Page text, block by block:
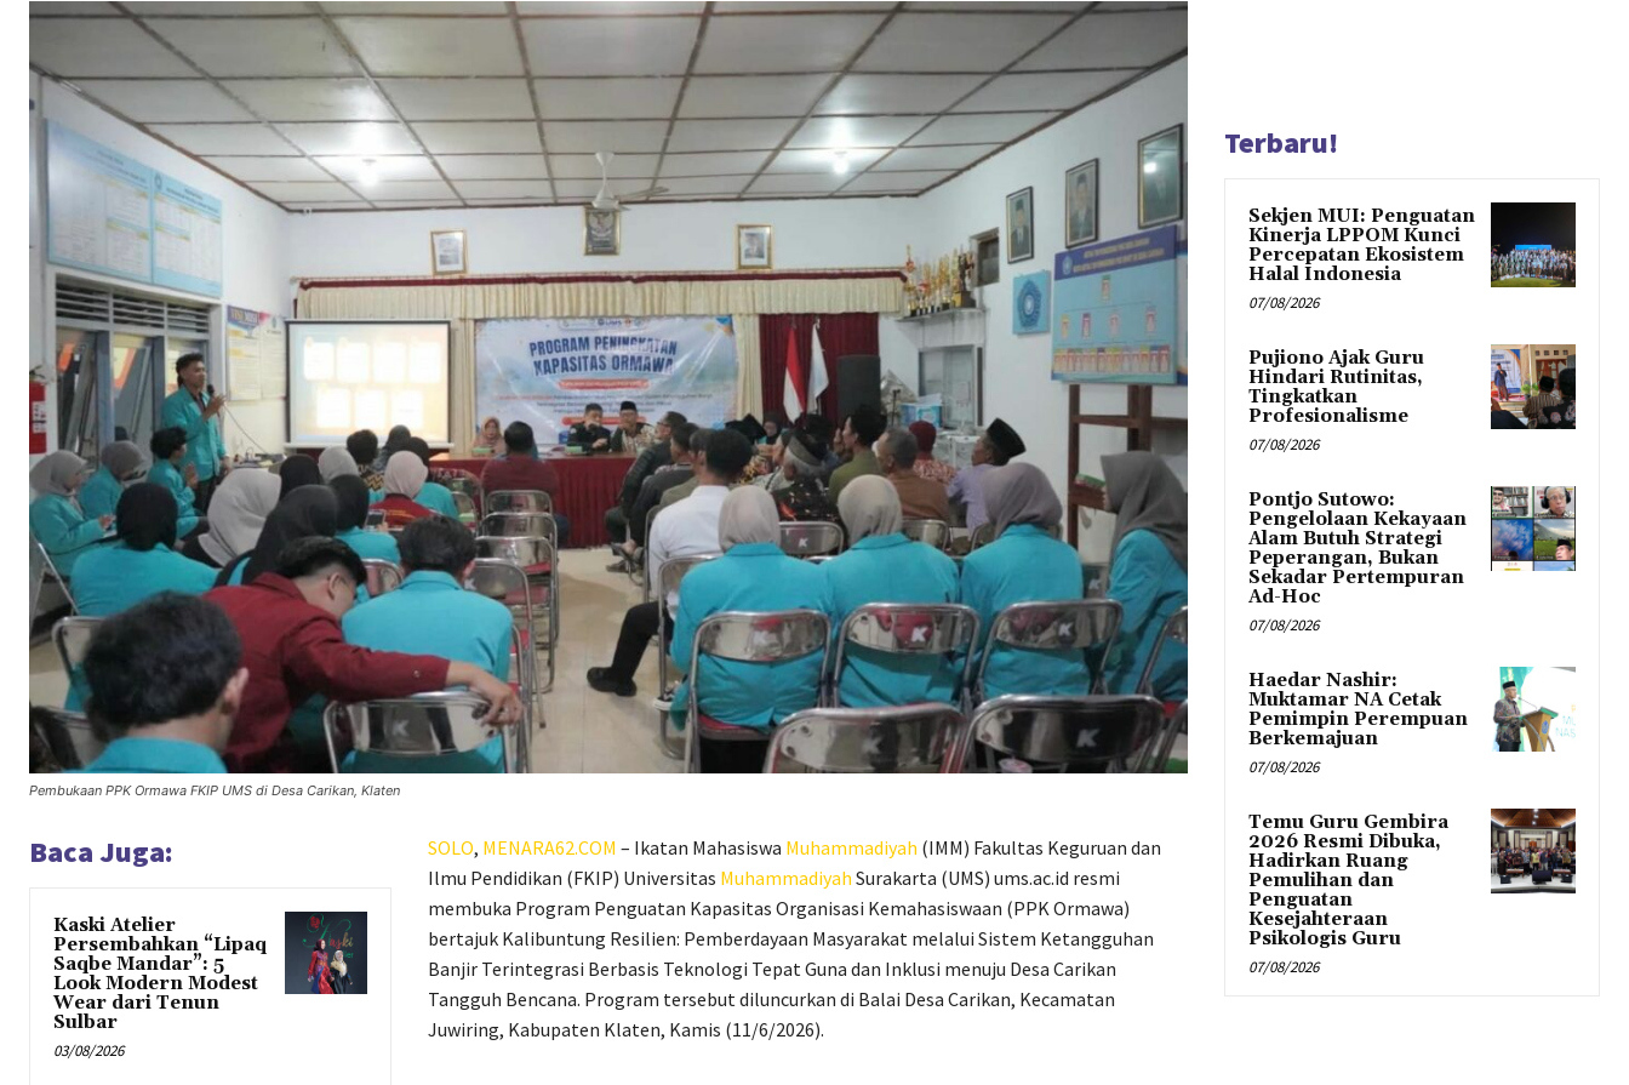
Pembukaan PPK Ormawa FKIP UMS di Desa Carikan, Klaten
Baca Juga:
Kaski Atelier
Persembahkan “Lipaq
Saqbe Mandar”: 5
Look Modern Modest
Wear dari Tenun
Sulbar
03/08/2026
SOLO, MENARA62.COM – Ikatan Mahasiswa Muhammadiyah (IMM) Fakultas Keguruan dan
Ilmu Pendidikan (FKIP) Universitas Muhammadiyah Surakarta (UMS) ums.ac.id resmi
membuka Program Penguatan Kapasitas Organisasi Kemahasiswaan (PPK Ormawa)
bertajuk Kalibuntung Resilien: Pemberdayaan Masyarakat melalui Sistem Ketangguhan
Banjir Terintegrasi Berbasis Teknologi Tepat Guna dan Inklusi menuju Desa Carikan
Tangguh Bencana. Program tersebut diluncurkan di Balai Desa Carikan, Kecamatan
Juwiring, Kabupaten Klaten, Kamis (11/6/2026).
Terbaru!
Sekjen MUI: Penguatan
Kinerja LPPOM Kunci
Percepatan Ekosistem
Halal Indonesia
07/08/2026
Pujiono Ajak Guru
Hindari Rutinitas,
Tingkatkan
Profesionalisme
07/08/2026
Pontjo Sutowo:
Pengelolaan Kekayaan
Alam Butuh Strategi
Peperangan, Bukan
Sekadar Pertempuran
Ad-Hoc
07/08/2026
Haedar Nashir:
Muktamar NA Cetak
Pemimpin Perempuan
Berkemajuan
07/08/2026
Temu Guru Gembira
2026 Resmi Dibuka,
Hadirkan Ruang
Pemulihan dan
Penguatan
Kesejahteraan
Psikologis Guru
07/08/2026